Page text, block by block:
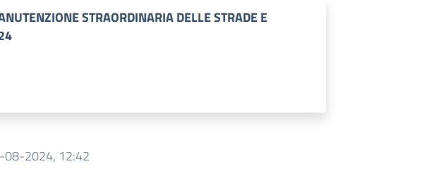
STRAORDINARIA DELLE STRADE E
08-2024, 12:42